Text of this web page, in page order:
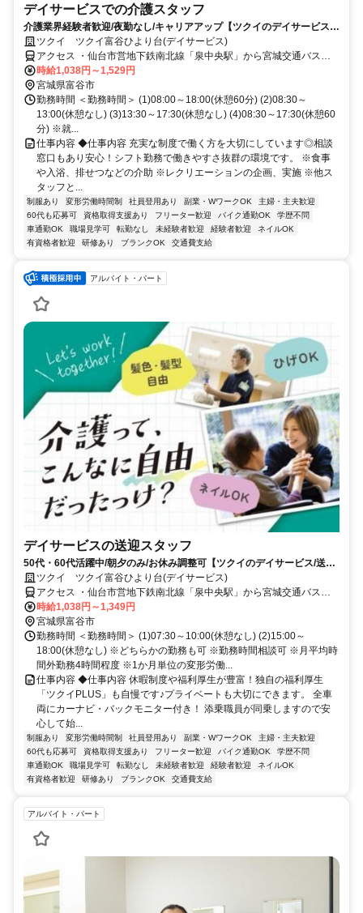
デイサービスでの介護スタッフ
介護業界経験者歓迎/夜勤なし/キャリアアップ【ツクイのデイサービス/
介護スタッフ求人】
ツクイ ツクイ富谷ひより台(デイサービス)
アクセス ・仙台市営地下鉄南北線「泉中央駅」から宮城交通バス乗
車、「富谷学校前」下車徒歩約10分
時給1,038円～1,529円
宮城県富谷市
勤務時間 ＜勤務時間＞ (1)08:00～18:00(休憩60分) (2)08:30～
13:00(休憩なし) (3)13:30～17:30(休憩なし) (4)08:30～17:30(休憩60
分) ※就...
仕事内容 ◆仕事内容 充実な制度で働く方を大切にしています◎相談
窓口もあり安心！シフト勤務で働きやすさ抜群の環境です。 ※食事
や入浴、排せつなどの介助 ※レクリエーションの企画、実施 ※他ス
タッフと...
制服あり 変形労働時間制 社員登用あり 副業・WワークOK
主婦・主夫歓迎
60代も応募可
資格取得支援あり フリーター歓迎 バイク通勤OK
学歴不問
車通勤OK
職場見学可 転勤なし 未経験者歓迎 経験者歓迎
ネイルOK
有資格者歓迎
研修あり ブランクOK 交通費支給
アルバイト・パート
デイサービスの送迎スタッフ
50代・60代活躍中/朝夕のみ/お休み調整可【ツクイのデイサービス/送迎
スタッフ求人】
ツクイ ツクイ富谷ひより台(デイサービス)
アクセス ・仙台市営地下鉄南北線「泉中央駅」から宮城交通バス乗
車、「富谷学校前」下車徒歩約10分
時給1,038円～1,349円
宮城県富谷市
勤務時間 ＜勤務時間＞ (1)07:30～10:00(休憩なし) (2)15:00～
18:00(休憩なし) ※どちらかの勤務も可 ※勤務時間相談可 ※月平均時
間外勤務4時間程度 ※1か月単位の変形労働...
仕事内容 ◆仕事内容 休暇制度や福利厚生が豊富！独自の福利厚生
「ツクイPLUS」も自慢です♪プライベートも大切にできます。 全車
両にカーナビ・バックモニター付き！ 添乗職員が同乗しますので安
心して始...
制服あり 変形労働時間制 社員登用あり 副業・WワークOK
主婦・主夫歓迎
60代も応募可
資格取得支援あり フリーター歓迎 バイク通勤OK
学歴不問
車通勤OK
職場見学可 転勤なし 未経験者歓迎 経験者歓迎
ネイルOK
有資格者歓迎
研修あり ブランクOK 交通費支給
アルバイト・パート